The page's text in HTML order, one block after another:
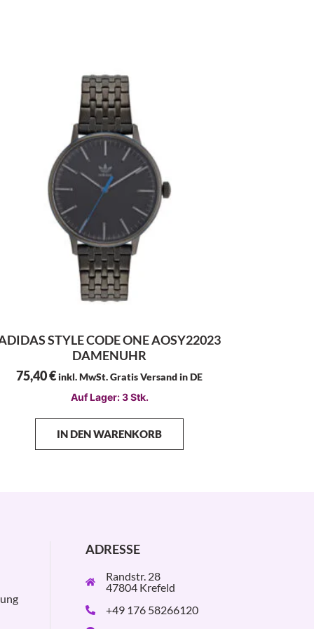
STYLE CODE ONE AOSY22023
DAMENUHR
75,40€inkl. MwSt. Gratis Versand in DE
Auf Lager: 3 Stk.
IN DEN WARENKORB
ADRESSE
Randstr. 28
47804 Krefeld
+49 176 58266120